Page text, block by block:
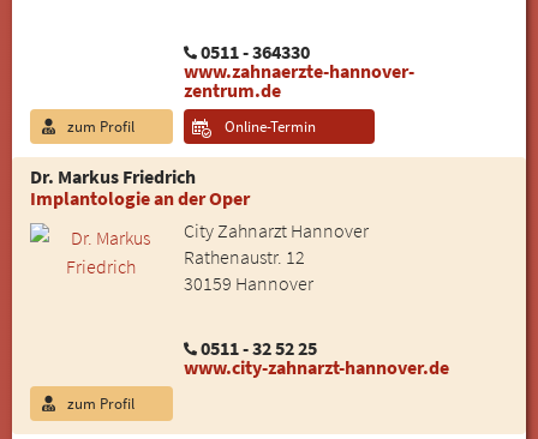
0511 - 364330
www.zahnaerzte-hannover-
zentrum.de
zum Profil Online-Termin
Dr. Markus Friedrich
Implantologie an der Oper
City Zahnarzt Hannover
Rathenaustr. 12
30159 Hannover
0511 - 32 52 25
www.city-zahnarzt-hannover.de
zum Profil